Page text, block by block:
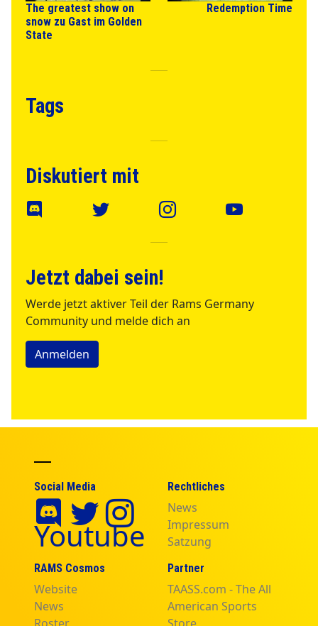
The greatest show on
snow zu Gast im Golden
State
Redemption Time
Tags
Diskutiert mit
Jetzt dabei sein!
Werde jetzt aktiver Teil der Rams Germany
Community und melde dich an
Anmelden
Social Media
Youtube
Rechtliches
News
Impressum
Satzung
RAMS Cosmos
Website
News
Partner
TAASS.com - The All
American Sports